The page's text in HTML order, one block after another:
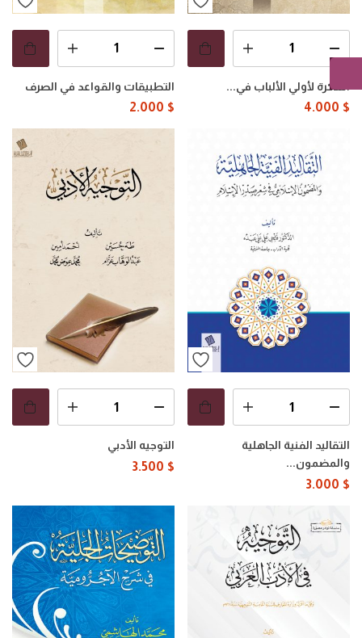
التذكرة لأولي الألباب في...
4.000 $
التطبيقات والقواعد في الصرف
2.000 $
التقاليد الفنية الجاهلية
والمضمون...
3.000 $
التوجيه الأدبي
3.500 $